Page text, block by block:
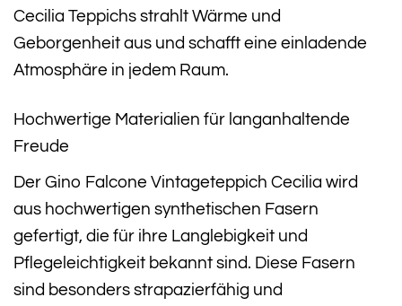
Cecilia Teppichs strahlt Wärme und
Geborgenheit aus und schafft eine einladende
Atmosphäre in jedem Raum.
Hochwertige Materialien für langanhaltende
Freude
Der Gino Falcone Vintageteppich Cecilia wird
aus hochwertigen synthetischen Fasern
gefertigt, die für ihre Langlebigkeit und
Pflegeleichtigkeit bekannt sind. Diese Fasern
sind besonders strapazierfähig und